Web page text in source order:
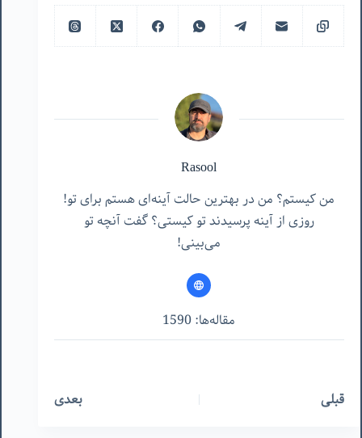
Rasool
من کیستم؟ من در بهترین حالت آینه‌ای هستم برای تو!
روزی از آینه پرسیدند تو کیستی؟ گفت آنچه تو
می‌بینی!
مقاله‌ها: 1590
قبلی بعدی